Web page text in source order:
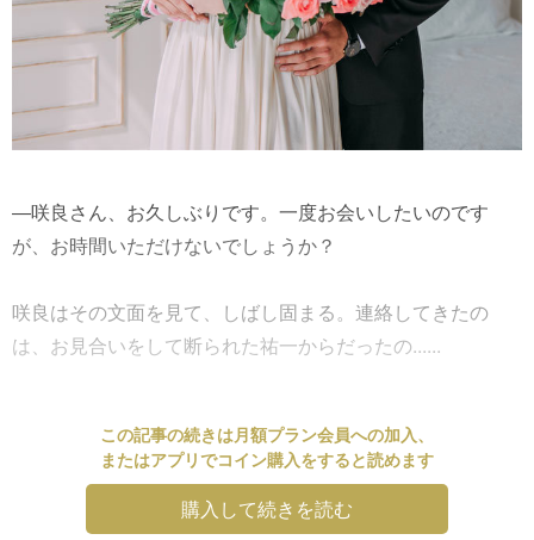
―咲良さん、お久しぶりです。一度お会いしたいのです
が、お時間いただけないでしょうか？
咲良はその文面を見て、しばし固まる。連絡してきたの
は、お見合いをして断られた祐一からだったの......
この記事の続きは月額プラン会員への加入、
またはアプリでコイン購入をすると読めます
購入して続きを読む